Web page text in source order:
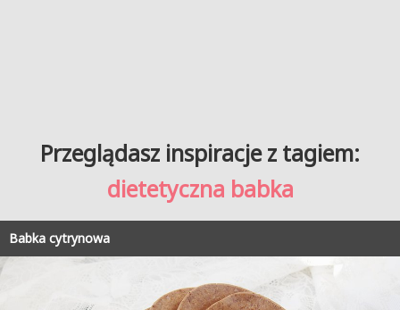
Przeglądasz inspiracje z tagiem:
dietetyczna babka
Babka cytrynowa